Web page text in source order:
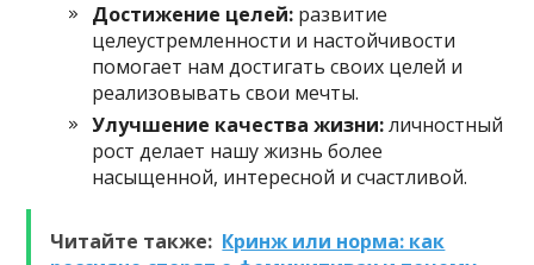
Достижение целей: развитие
целеустремленности и настойчивости
помогает нам достигать своих целей и
реализовывать свои мечты.
Улучшение качества жизни:личностный
рост делает нашу жизнь более
насыщенной, интересной и счастливой.
Читайте также: Кринж или норма: как